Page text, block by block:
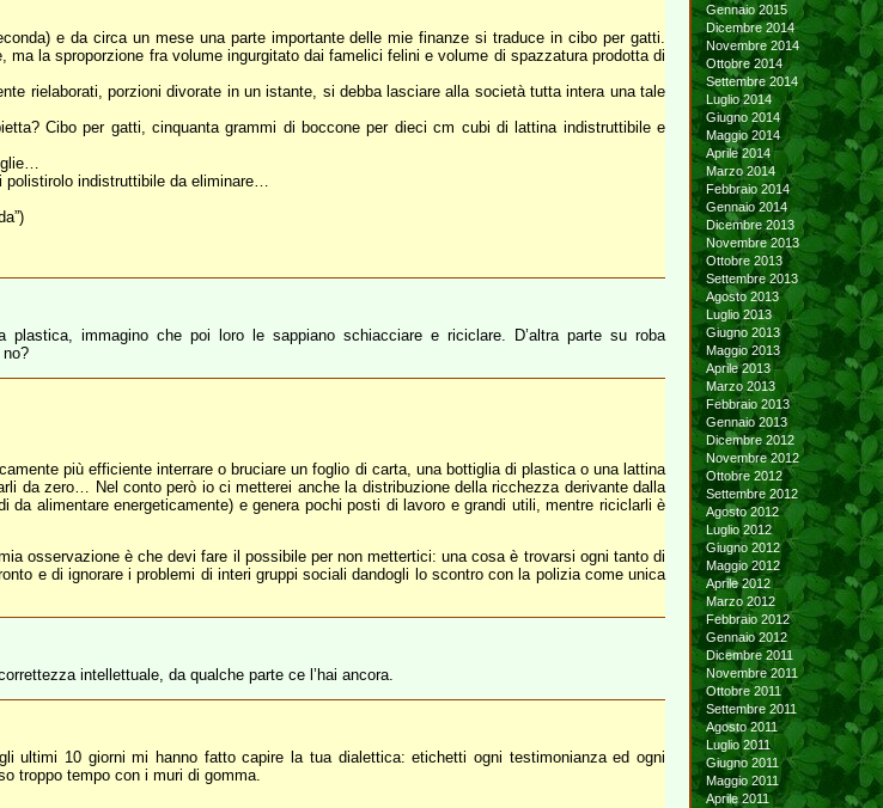
e da circa un mese una parte importante delle mie finanze si traduce in cibo per gatti.
la sproporzione fra volume ingurgitato dai famelici felini e volume di spazzatura prodotta di
rielaborati, porzioni divorate in un istante, si debba lasciare alla società tutta intera una tale
Cibo per gatti, cinquanta grammi di boccone per dieci cm cubi di lattina indistruttibile e
polistirolo indistruttibile da eliminare…
immagino che poi loro le sappiano schiacciare e riciclare. D’altra parte su roba
più efficiente interrare o bruciare un foglio di carta, una bottiglia di plastica o una lattina
da zero… Nel conto però io ci metterei anche la distribuzione della ricchezza derivante dalla
alimentare energeticamente) e genera pochi posti di lavoro e grandi utili, mentre riciclarli è
osservazione è che devi fare il possibile per non mettertici: una cosa è trovarsi ogni tanto di
e di ignorare i problemi di interi gruppi sociali dandogli lo scontro con la polizia come unica
intellettuale, da qualche parte ce l’hai ancora.
ultimi 10 giorni mi hanno fatto capire la tua dialettica: etichetti ogni testimonianza ed ogni
troppo tempo con i muri di gomma.
Gennaio 2015
Dicembre 2014
Novembre 2014
Ottobre 2014
Settembre 2014
Luglio 2014
Giugno 2014
Maggio 2014
Aprile 2014
Marzo 2014
Febbraio 2014
Gennaio 2014
Dicembre 2013
Novembre 2013
Ottobre 2013
Settembre 2013
Agosto 2013
Luglio 2013
Giugno 2013
Maggio 2013
Aprile 2013
Marzo 2013
Febbraio 2013
Gennaio 2013
Dicembre 2012
Novembre 2012
Ottobre 2012
Settembre 2012
Agosto 2012
Luglio 2012
Giugno 2012
Maggio 2012
Aprile 2012
Marzo 2012
Febbraio 2012
Gennaio 2012
Dicembre 2011
Novembre 2011
Ottobre 2011
Settembre 2011
Agosto 2011
Luglio 2011
Giugno 2011
Maggio 2011
Aprile 2011